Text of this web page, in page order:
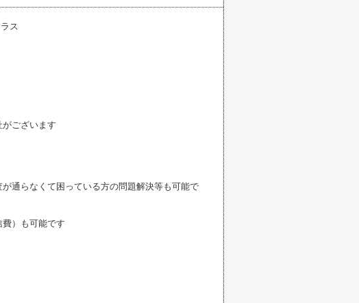
ス
ございます
通らなくて困っている方の問題解決等も可能で
）も可能です